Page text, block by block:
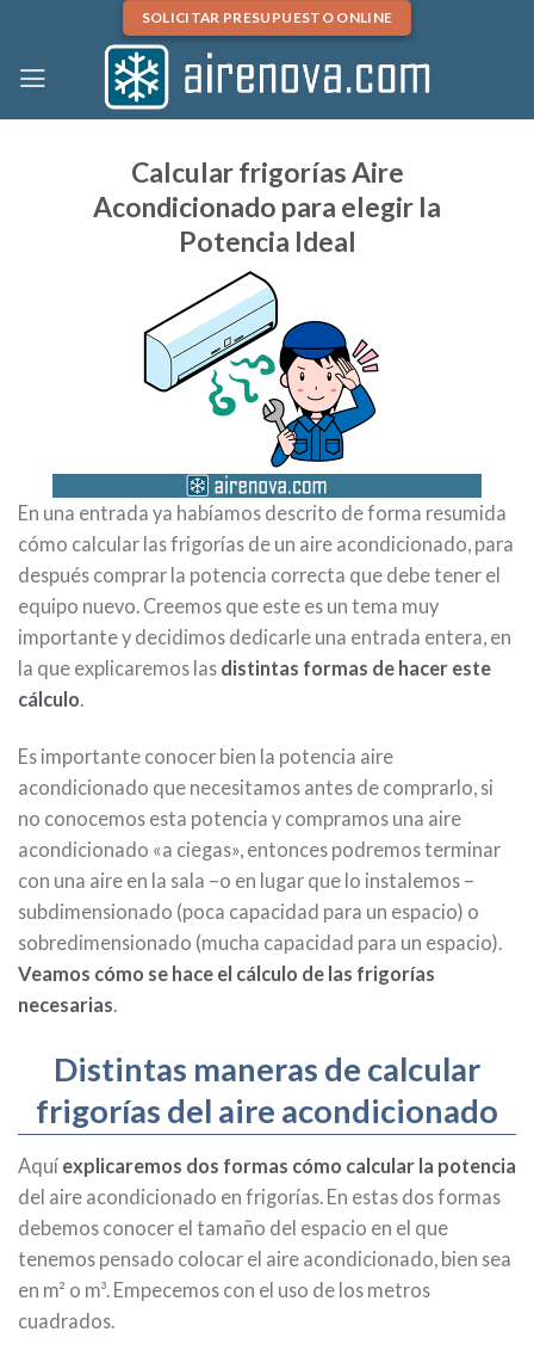
content
SOLICITAR PRESUPUESTO ONLINE
Calcular frigorías Aire
Acondicionado para elegir la
Potencia Ideal
En una entrada ya habíamos descrito de forma resumida
cómo calcular las frigorías de un aire acondicionado, para
después comprar la potencia correcta que debe tener el
equipo nuevo. Creemos que este es un tema muy
importante y decidimos dedicarle una entrada entera, en
la que explicaremos las distintas formas de hacer este
cálculo.
Es importante conocer bien la potencia aire
acondicionado que necesitamos antes de comprarlo, si
no conocemos esta potencia y compramos una aire
acondicionado «a ciegas», entonces podremos terminar
con una aire en la sala –o en lugar que lo instalemos –
subdimensionado (poca capacidad para un espacio) o
sobredimensionado (mucha capacidad para un espacio).
Veamos cómo se hace el cálculo de las frigorías
necesarias
Distintas maneras de calcular
frigorías del aire acondicionado
Aquí explicaremos dos formas cómo calcular la potencia
del aire acondicionado en frigorías. En estas dos formas
debemos conocer el tamaño del espacio en el que
tenemos pensado colocar el aire acondicionado, bien sea
en m² o m³. Empecemos con el uso de los metros
cuadrados.